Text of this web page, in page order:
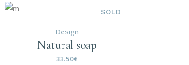
SOLD
Design
Natural soap
33.50€